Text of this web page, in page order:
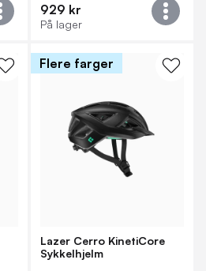
929 kr
På lager
Flere farger
Lazer Cerro KinetiCore
Sykkelhjelm